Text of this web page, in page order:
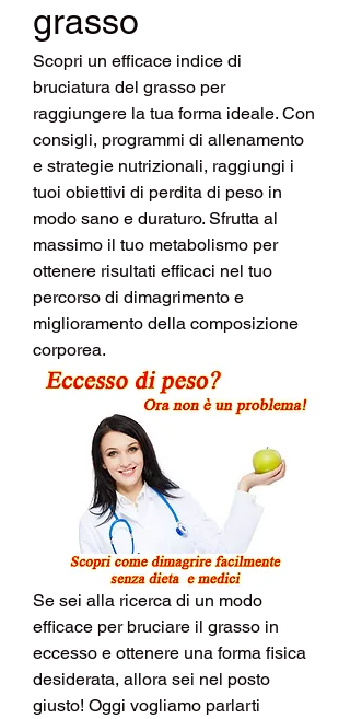
grasso
Scopri un efficace indice di
bruciatura del grasso per
raggiungere la tua forma ideale. Con
consigli, programmi di allenamento
e strategie nutrizionali, raggiungi i
tuoi obiettivi di perdita di peso in
modo sano e duraturo. Sfrutta al
massimo il tuo metabolismo per
ottenere risultati efficaci nel tuo
percorso di dimagrimento e
miglioramento della composizione
corporea.
Se sei alla ricerca di un modo
efficace per bruciare il grasso in
eccesso e ottenere una forma fisica
desiderata, allora sei nel posto
giusto! Oggi vogliamo parlarti